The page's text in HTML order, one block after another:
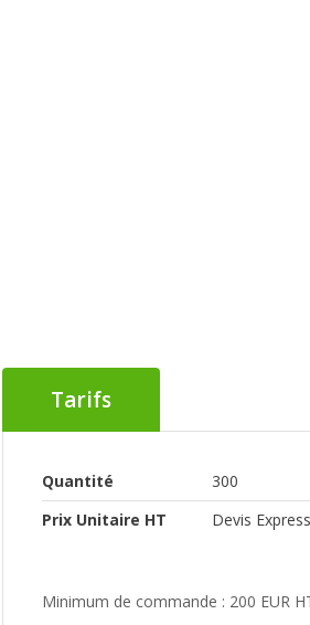
Tarifs
Quantité 300
Prix Unitaire HT
Devis Express
Minimum de commande : 200 EUR